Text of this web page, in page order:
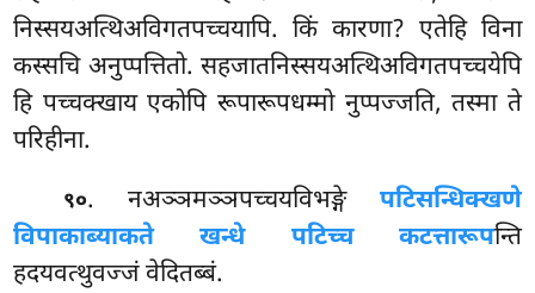
निस्सयअत्थिअविगतपच्चयापि. किं कारणा? एतेहि विना
कस्सचि अनुप्पत्तितो. सहजातनिस्सयअत्थिअविगतपच्चयेपि
हि पच्चक्खाय एकोपि रूपारूपधम्मो नुप्पज्जति, तस्मा ते
परिहीना.
९०. नअञ्ञमञ्ञपच्चयविभङ्गे पटिसन्धिक्खणे
विपाकाब्याकते खन्धे पटिच्च कटत्तारूपन्ति
हदयवत्थुवज्जं वेदितब्बं.